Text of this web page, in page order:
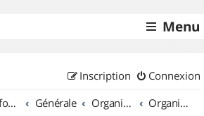
Menu
Connexion
Inscription
Accueil forum Générale Organisation de sorties & Recherche de partenaires Organisation de sorties en région Languedoc Roussillon